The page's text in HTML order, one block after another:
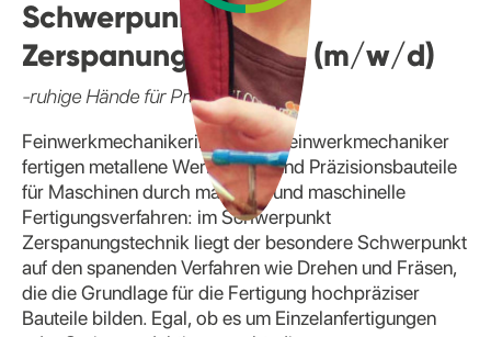
Schwerpunkt
Zerspanungstechnik (m/w/d)
-ruhige Hände für Präzision
Feinwerkmechanikerinnen und Feinwerkmechaniker
fertigen metallene Werkstücke und Präzisionsbauteile
für Maschinen durch manuelle und maschinelle
Fertigungsverfahren: im Schwerpunkt
Zerspanungstechnik liegt der besondere Schwerpunkt
auf den spanenden Verfahren wie Drehen und Fräsen,
die die Grundlage für die Fertigung hochpräziser
Bauteile bilden. Egal, ob es um Einzelanfertigungen